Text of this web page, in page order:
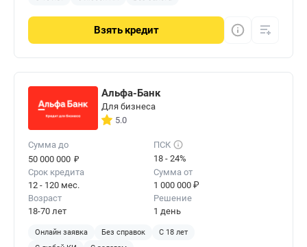
Взять кредит
Альфа-Банк
Для бизнеса
5.0
Сумма до
50 000 000 ₽
ПСК
18 - 24%
Срок кредита
12 - 120 мес.
Сумма от
1 000 000 ₽
Возраст
18-70 лет
Решение
1 день
Онлайн заявка Без справок
С 18 лет